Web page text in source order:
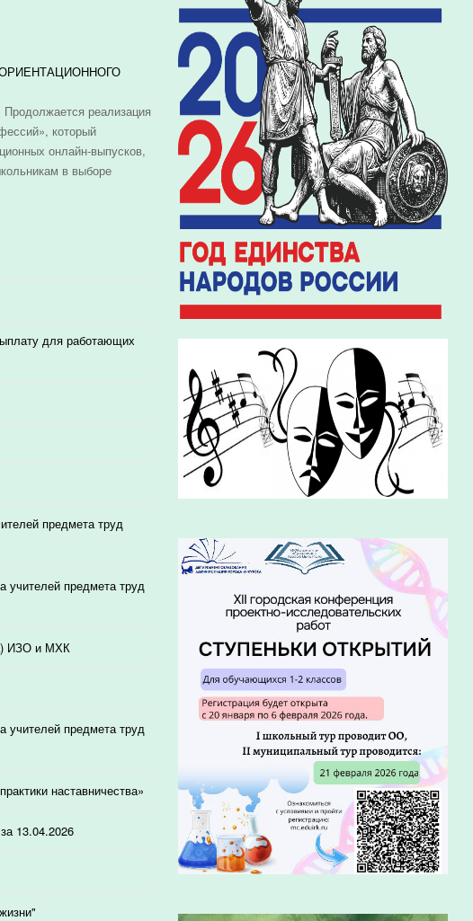
реализация
который
онлайн-выпусков,
в выборе
для работающих
предмета труд
учителей предмета труд
ИЗО и МХК
учителей предмета труд
наставничества»
13.04.2026